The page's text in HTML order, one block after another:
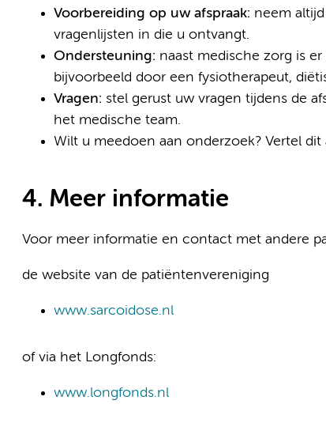
Voorbereiding op uw afspraak: neem
vragenlijsten in die u ontvangt.
Ondersteuning: naast medische zorg is
bijvoorbeeld door een fysiotherapeut,
Vragen: stel gerust uw vragen tijdens de
het medische team.
Wilt u meedoen aan onderzoek? Vertel dit
4. Meer informatie
Voor meer informatie en contact met andere
de website van de patiëntenvereniging
www.sarcoidose.nl
of via het Longfonds:
www.longfonds.nl